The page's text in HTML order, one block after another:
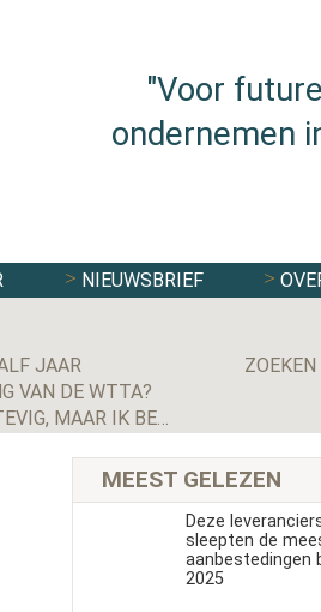
"Voor
ondernemen
NIEUWSBRIEF
JAAR
VAN DE WTTA?
MAXIMILIAN KRIJGSMAN, CEO RGF STAFFING NEDERLAND: ‘WE GROEIEN EINDELIJK WEER STEVIG, MAAR IK BEN NOG LANG NIET TEVREDEN’
MEEST GELEZEN
Deze
sleepten de
aanbestedingen
2025